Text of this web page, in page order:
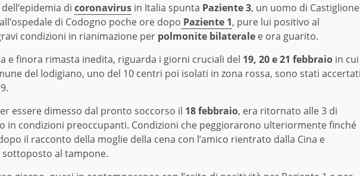
di coronavirus in Italia spunta Paziente 3, un uomo di Castiglione
di Codogno poche ore dopo Paziente 1, pure lui positivo al
condizioni in rianimazione per polmonite bilaterale e ora guarito.
e finora rimasta inedita, riguarda i giorni cruciali del 19, 20 e 21 febbraio in cui
del lodigiano, uno del 10 centri poi isolati in zona rossa, sono stati
essere dimesso dal pronto soccorso il 18 febbraio, era ritornato alle 3 di
in condizioni preoccupanti. Condizioni che peggiorarono ulteriormente finché
il racconto della moglie della cena con l’amico rientrato dalla Cina e
sottoposto al tampone.